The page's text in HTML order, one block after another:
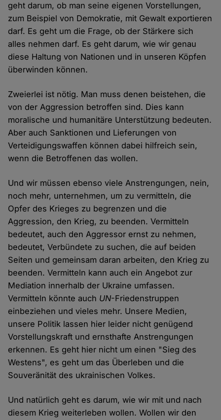
geht darum, ob man seine eigenen Vorstellungen,
zum Beispiel von Demokratie, mit Gewalt exportieren
darf. Es geht um die Frage, ob der Stärkere sich
alles nehmen darf. Es geht darum, wie wir genau
diese Haltung von Nationen und in unseren Köpfen
überwinden können.
Zweierlei ist nötig. Man muss denen beistehen, die
von der Aggression betroffen sind. Dies kann
moralische und humanitäre Unterstützung bedeuten.
Aber auch Sanktionen und Lieferungen von
Verteidigungswaffen können dabei hilfreich sein,
wenn die Betroffenen das wollen.
Und wir müssen ebenso viele Anstrengungen, nein,
noch mehr, unternehmen, um zu vermitteln, die
Opfer des Krieges zu begrenzen und die
Aggression, den Krieg, zu beenden. Vermitteln
bedeutet, auch den Aggressor ernst zu nehmen,
bedeutet, Verbündete zu suchen, die auf beiden
Seiten und gemeinsam daran arbeiten, den Krieg zu
beenden. Vermitteln kann auch ein Angebot zur
Mediation innerhalb der Ukraine umfassen.
Vermitteln könnte auch UN-Friedenstruppen
einbeziehen und vieles mehr. Unsere Medien,
unsere Politik lassen hier leider nicht genügend
Vorstellungskraft und ernsthafte Anstrengungen
erkennen. Es geht hier nicht um einen "Sieg des
Westens", es geht um das Überleben und die
Souveränität des ukrainischen Volkes.
Und natürlich geht es darum, wie wir mit und nach
diesem Krieg weiterleben wollen. Wollen wir den